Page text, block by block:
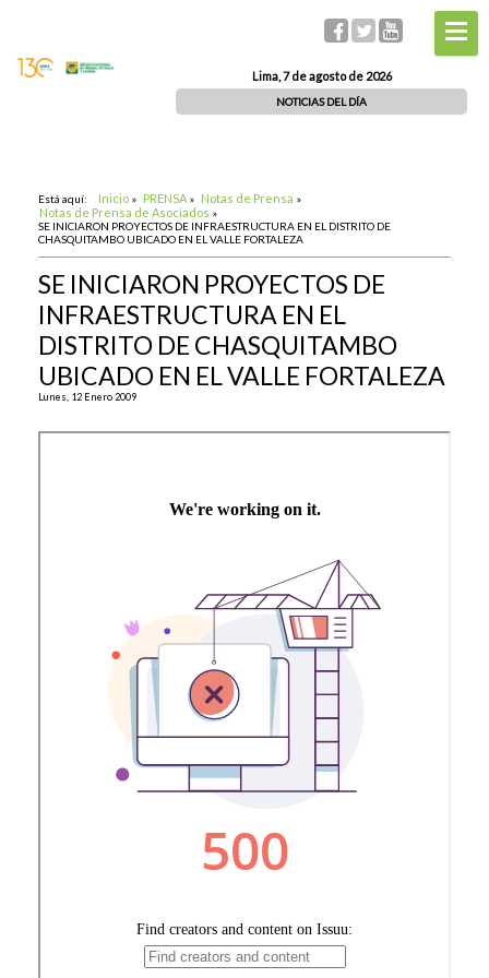
Lima, 7 de agosto de 2026
NOTICIAS DEL DÍA
Está aquí: Inicio » PRENSA » Notas de Prensa »
Notas de Prensa de Asociados »
SE INICIARON PROYECTOS DE INFRAESTRUCTURA EN EL DISTRITO DE
CHASQUITAMBO UBICADO EN EL VALLE FORTALEZA
SE INICIARON PROYECTOS DE
INFRAESTRUCTURA EN EL
DISTRITO DE CHASQUITAMBO
UBICADO EN EL VALLE FORTALEZA
Lunes, 12 Enero 2009